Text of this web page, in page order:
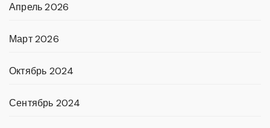
Апрель 2026
Март 2026
Октябрь 2024
Сентябрь 2024